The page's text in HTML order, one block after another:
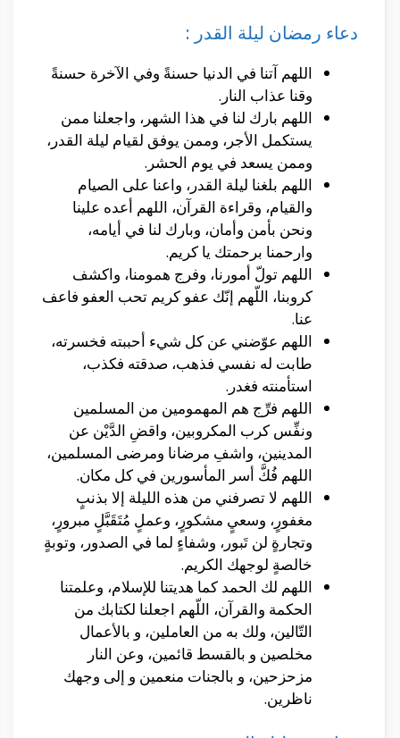
دعاء رمضان ليلة القدر :
اللهم آتنا في الدنيا حسنةً وفي الآخرة حسنةً
وقنا عذاب النار.
اللهم بارك لنا في هذا الشهر، واجعلنا ممن
يستكمل الأجر، وممن يوفق لقيام ليلة القدر،
وممن يسعد في يوم الحشر.
اللهم بلغنا ليلة القدر، واعنا على الصيام
والقيام، وقراءة القرآن، اللهم أعده علينا
ونحن بأمن وأمان، وبارك لنا في أيامه،
وارحمنا برحمتك يا كريم.
اللهم تولّ أمورنا، وفرج همومنا، واكشف
كروبنا، اللّهم إنّك عفو كريم تحب العفو فاعف
عنا.
اللهم عوّضني عن كل شيء أحببته فخسرته،
طابت له نفسي فذهب، صدقته فكذب،
استأمنته فغدر.
اللهم فرِّج هم المهمومين من المسلمين
ونفِّس كرب المكروبين، واقضِ الدَّيْن عن
المدينين، واشفِ مرضانا ومرضى المسلمين،
اللهم فُكَّ أسر المأسورين في كل مكان.
اللهم لا تصرفني من هذه الليلة إلا بذنبٍ
مغفورٍ، وسعيٍ مشكورٍ، وعملٍ مُتَقَبَّلٍ مبرورٍ،
وتجارةٍ لن تَبور، وشفاءٍ لما في الصدور، وتوبةٍ
خالصةٍ لوجهك الكريم.
اللهم لك الحمد كما هديتنا للإسلام، وعلمتنا
الحكمة والقرآن، اللّهم اجعلنا لكتابك من
التّالين، ولك به من العاملين، و بالأعمال
مخلصين و بالقسط قائمين، وعن النار
مزحزحين، و بالجنات منعمين و إلى وجهك
ناظرين.